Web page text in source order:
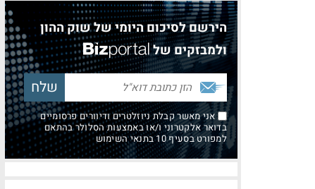
הירשם לסיכום היומי של שוק ההון
ולמבזקים של
אני מאשר קבלת ניוזלטרים ודיוורים פרסומיים
בדואר אלקטרוני ו/או באמצעות הסלולר בהתאם
למפורט בסעיף 10 בתנאי השימוש